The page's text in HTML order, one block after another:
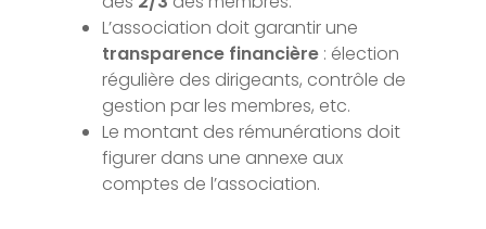
L’association doit garantir une
transparence financière : élection
régulière des dirigeants, contrôle de
gestion par les membres, etc.
Le montant des rémunérations doit
figurer dans une annexe aux
comptes de l’association.